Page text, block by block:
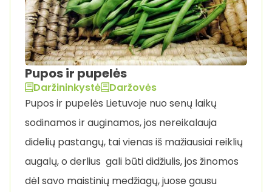
Pupos ir pupelės
Daržininkystė
Daržovės
Pupos ir pupelės Lietuvoje nuo senų laikų
sodinamos ir auginamos, jos nereikalauja
didelių pastangų, tai vienas iš mažiausiai reiklių
augalų, o derlius gali būti didžiulis, jos žinomos
dėl savo maistinių medžiagų, juose gausu